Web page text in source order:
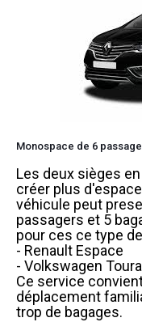
Monospace de 6
Les deux sièges
créer plus
véhicule peut
passagers et 5
pour ces ce type
- Renault Espace
- Volkswagen
Ce service
déplacement
trop de bagages.